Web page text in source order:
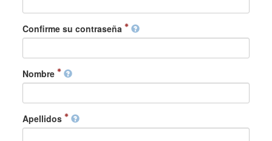
Confirme su contraseña
Nombre
Apellidos